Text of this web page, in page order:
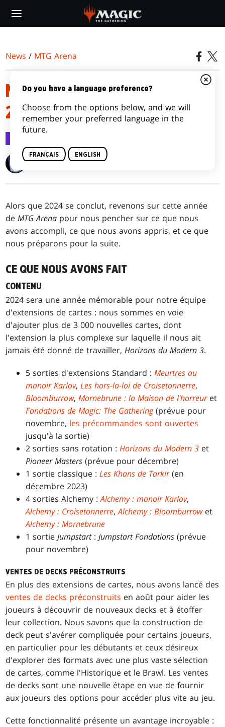
main
News / MTG Arena
MTG ARENA : ÉTAT DU JEU EN
2024
Chris Kiritz
Alors que 2024 se conclut, revenons sur cette année
deMTG Arena pour nous pencher sur ce que nous
avons accompli, ce que nous avons appris, et ce que
nous préparons pour la suite.
CE QUE NOUS AVONS FAIT
CONTENU
2024 sera une année mémorable pour notre équipe
d'extensions de cartes : nous sommes en voie
d'ajouter plus de 3 000 nouvelles cartes, dont
l'extension la plus complexe sur laquelle il nous ait
jamais été donné de travailler,Horizons du Modern 3.
5 sorties d'extensions Standard :Meurtres au
manoir Karlov,Les hors-la-loi de Croisetonnerre,
Bloomburrow,Mornebrune : la Maison de l'horreuret
Fondations de Magic: The Gathering(prévue pour
novembre, les précommandes sont ouvertes
jusqu'à la sortie)
2 sorties sans rotation :Horizons du Modern 3 et
Pioneer Masters (prévue pour décembre)
1 sortie classique :Les Khans de Tarkir(en
décembre 2023)
4 sorties Alchemy :Alchemy : manoir Karlov,
Alchemy : Croisetonnerre,Alchemy : Bloomburrowet
Alchemy : Mornebrune
1 sortieJumpstart:Jumpstart Fondations (prévue
pour novembre)
VENTES DE DECKS PRÉCONSTRUITS
En plus des extensions de cartes, nous avons lancé des
ventes de decks préconstruits en août pour aider les
joueurs à découvrir de nouveaux decks et à étoffer
leur collection. Nous savons que la construction de
deck peut s'avérer compliquée pour certains joueurs,
en particulier pour les débutants et ceux désireux
d'explorer des formats avec une plus vaste sélection
de cartes, comme l'Historique et le Brawl. Les ventes
de decks sont une nouvelle étape en vue de fournir
aux joueurs des options pour accéder plus vite au jeu.
Cette fonctionnalité présente un avantage incroyable :
Do you have a language preference?
Choose from the options below, and we will
remember your preferred language in the
future.
FRANÇAIS ENGLISH